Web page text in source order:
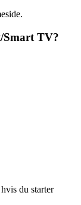
Smart TV?
du starter